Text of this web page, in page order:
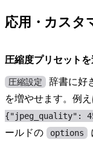
応用・カスタ
圧縮度プリセット
圧縮設定
辞書に好
を増やせます。例
{"jpeg_quality":
ールドの
options